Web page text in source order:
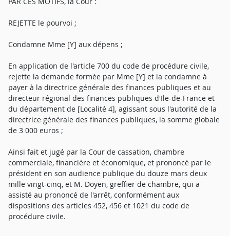
REJETTE le pourvoi ;
Condamne Mme [Y] aux dépens ;
En application de l'article 700 du code de procédure civile,
rejette la demande formée par Mme [Y] et la condamne à
payer à la directrice générale des finances publiques et au
directeur régional des finances publiques d'Ile-de-France et
du département de [Localité 4], agissant sous l'autorité de la
directrice générale des finances publiques, la somme globale
de 3 000 euros ;
Ainsi fait et jugé par la Cour de cassation, chambre
commerciale, financière et économique, et prononcé par le
président en son audience publique du douze mars deux
mille vingt-cinq, et M. Doyen, greffier de chambre, qui a
assisté au prononcé de l'arrêt, conformément aux
dispositions des articles 452, 456 et 1021 du code de
procédure civile.